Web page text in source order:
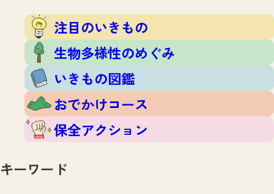
注目のいきもの
生物多様性のめぐみ
いきもの図鑑
おでかけコース
保全アクション
いきもの調査隊
調査レポート
調査レポートTOP
調査結果
ふくおかいきものマップ
マッチング
マッチングTOP
掲載申し込みフォーム
お問合せ
注目のいきもの
生物多様性のめぐみ
いきもの図鑑
おでかけコース
保全アクション
キーワード